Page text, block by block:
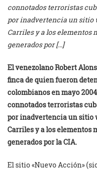
connotados terroristas
por inadvertencia un sitio
Carriles y a los elementos
generados por […]
El venezolano Robert
finca de quien fueron
colombianos en mayo
connotados terroristas
por inadvertencia un sitio
Carriles y a los elementos
generados por la CIA.
El sitio «Nuevo Acción»